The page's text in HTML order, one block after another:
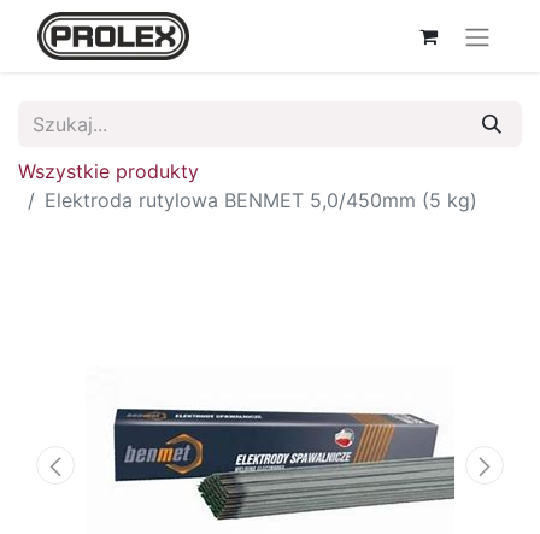
Wszystkie produkty
Elektroda rutylowa BENMET 5,0/450mm (5 kg)